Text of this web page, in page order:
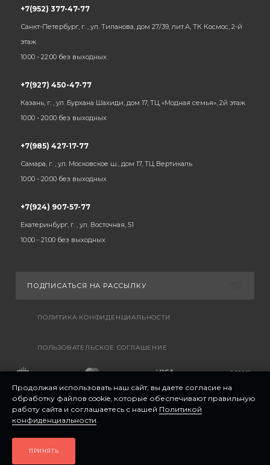
+7(952) 377-47-77
Санкт-Петербург, г. , ул. Типанова, дом 27/39, лит.А, ТК Космос, 2-й
этаж
10:00 - 22:00 без выходных
+7(927) 450-47-77
Казань, г. , ул. Бурхана Шахиди, дом 17, ТЦ «Модная семья», 2й этаж
10:00 - 20:00 без выходных
+7(985) 427-17-77
Самара, г. , ул. Московское ш., дом 17, ТЦ Вертикаль
10:00 - 20:00 без выходных
+7(924) 907-57-77
Екатеринбург, г. , ул. Восточная, 51
10:00 - 21:00 без выходных
ПОДПИСАТЬСЯ НА РАССЫЛКУ
ПОЛИТИКА КОНФИДЕНЦИАЛЬНОСТИ
ПОЛЬЗОВАТЕЛЬСКОЕ СОГЛАШЕНИЕ
Продолжая использовать наш сайт, вы даете согласие на
обработку файлов cookie, которые обеспечивают правильную
работу сайта и соглашаетесь с нашей Политикой
конфиденциальности.
ПРИНЯТЬ